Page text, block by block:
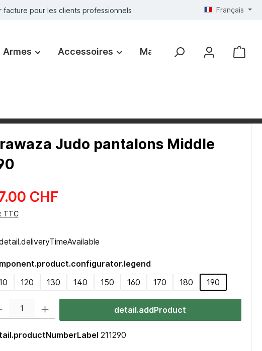
facture pour les clients professionnels Français
Armes Accessoires Marques
Judo pantalons Middle
CHF
TTC
120 130 140 150 160 170 180 190
detail.addProduct
211290